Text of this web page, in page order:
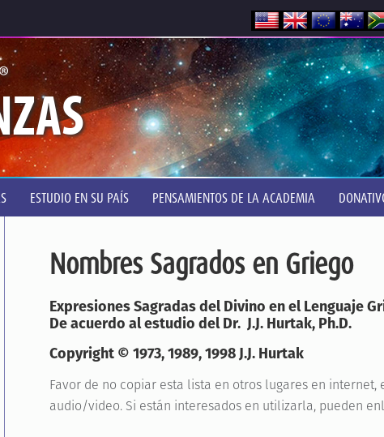
ESTUDIO EN SU PAÍS PENSAMIENTOS DE LA ACADEMIA
Nombres Sagrados en Griego
Expresiones Sagradas del Divino en el Lenguaje
De acuerdo al estudio del Dr. J.J. Hurtak, Ph.D.
Copyright © 1973, 1989, 1998 J.J. Hurtak
Favor de no copiar esta lista en otros lugares en internet,
audio/video. Si están interesados en utilizarla, pueden